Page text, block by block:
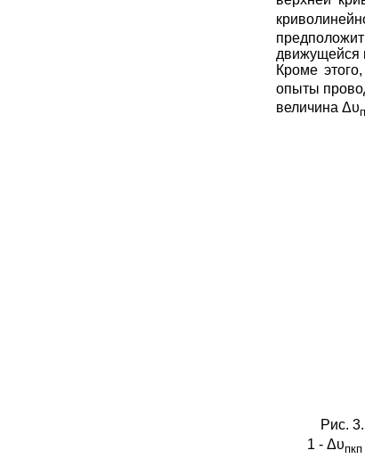
движущейся
Кроме
опыты
величина Δυ
Рис.
1 -Δυпкп